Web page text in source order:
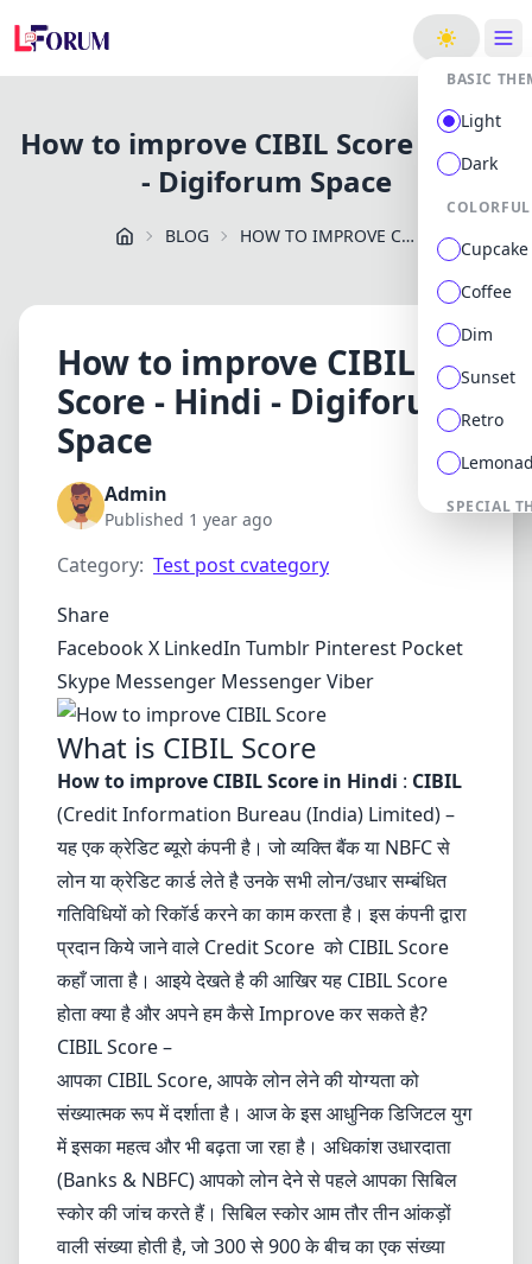
BASIC
Light
Dark
Cupcake
Coffee
Dim
Sunset
Retro
SPECIAL
NATURE
How to improve CIBIL Score - Hindi
- Digiforum Space
BLOG HOW TO IMPROVE CIBIL SCORE HINDI DIGIFORUM SPACE
How to improve CIBIL
Score - Hindi - Digiforum
Space
Admin
Published 1 year ago
Category: Test post cvategory
Share
FacebookX LinkedIn Tumblr Pinterest Pocket
Skype Messenger MessengerViber
What is CIBIL Score
How to improve CIBIL Score in Hindi : CIBIL
(Credit Information Bureau (India) Limited) –
यह एकक्रेडिट ब्यूरोकंपनी है। जो व्यक्ति बैंक या NBFC से
लोन या क्रेडिट कार्ड लेते है उनके सभी लोन/उधार सम्बंधित
गतिविधियों को रिकॉर्ड करने का काम करता है। इस कंपनी द्वारा
प्रदान किये जाने वाले Credit Score को CIBIL Score
कहाँ जाता है। आइये देखते है की आखिर यह CIBIL Score
होता क्या है और अपने हम कैसे Improve कर सकते है?
CIBIL Score –
आपका CIBIL Score, आपके लोन लेने की योग्यता को
संख्यात्मक रूप में दर्शाता है। आज के इस आधुनिक डिजिटल युग
में इसका महत्व और भी बढ़ता जा रहा है। अधिकांश उधारदाता
(Banks & NBFC) आपको लोन देने से पहले आपका सिबिल
स्कोर की जांच करते हैं। सिबिल स्कोर आम तौर तीन आंकड़ों
वाली संख्या होती है, जो 300 से 900 के बीच का एक संख्या